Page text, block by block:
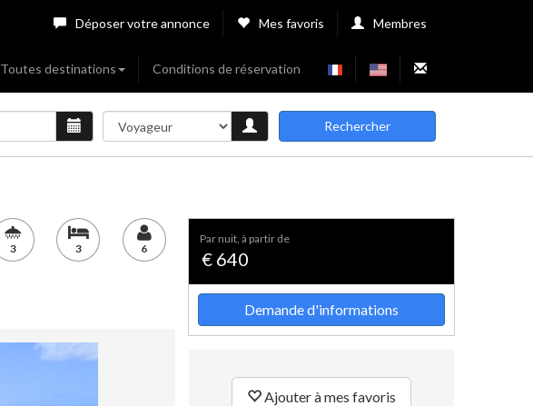
Déposer votre annonce Mes favoris Membres
Toutes destinations Conditions de réservation
Rechercher
3 3 6
par nuit, à partir de
€ 640
Demande d'informations
Ajouter à mes favoris